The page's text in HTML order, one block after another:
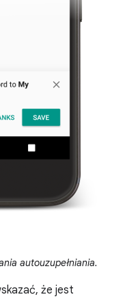
autouzupełniania.
że jest